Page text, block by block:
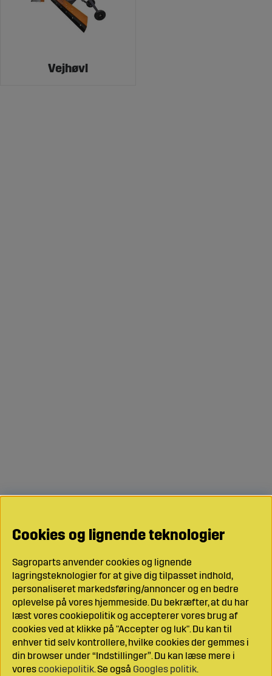
Vejhøvl
Cookies og lignende teknologier
Sagroparts anvender cookies og lignende
lagringsteknologier for at give dig tilpasset indhold,
personaliseret markedsføring/annoncer og en bedre
oplevelse på vores hjemmeside. Du bekræfter, at du har
læst vores cookiepolitik og accepterer vores brug af
cookies ved at klikke på "Accepter og luk". Du kan til
enhver tid selv kontrollere, hvilke cookies der gemmes i
din browser under “Indstillinger”. Du kan læse mere i
vorescookiepolitik. Se også Googles politik.